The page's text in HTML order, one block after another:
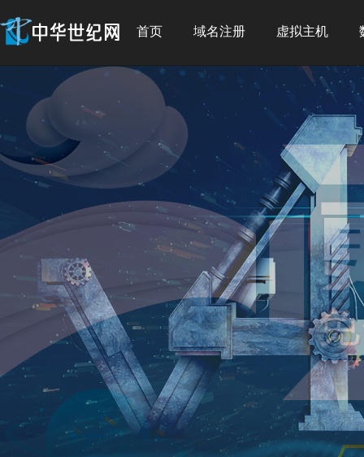
首页 域名注册 虚拟主机